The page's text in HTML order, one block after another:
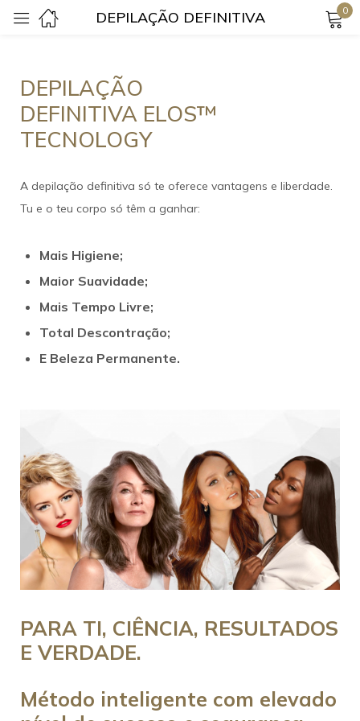
DEPILAÇÃO DEFINITIVA 0
DEPILAÇÃO
DEFINITIVA ELOS™
TECNOLOGY
A depilação definitiva só te oferece vantagens e liberdade.
Tu e o teu corpo só têm a ganhar:
Mais Higiene;
Maior Suavidade;
Mais Tempo Livre;
Total Descontração;
E Beleza Permanente.
PARA TI, CIÊNCIA, RESULTADOS
E VERDADE.
Método inteligente com elevado
Lembrar-me Senha perdida?
Criar uma conta